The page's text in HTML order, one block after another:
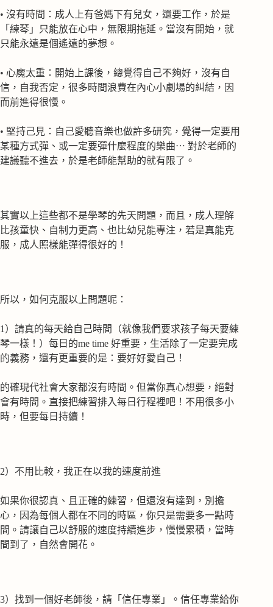
• 沒有時間：成人上有爸媽下有兒女，還要工作，於是
「練琴」只能放在心中，無限期拖延。當沒有開始，就
只能永遠是個遙遠的夢想。
• 心魔太重：開始上課後，總覺得自己不夠好，沒有自
信，自我否定，很多時間浪費在內心小劇場的糾結，因
而前進得很慢。
• 堅持己見：自己愛聽音樂也做許多研究，覺得一定要用
某種方式彈、或一定要彈什麼程度的樂曲⋯ 對於老師的
建議聽不進去，於是老師能幫助的就有限了。
其實以上這些都不是學琴的先天問題，而且，成人理解
比孩童快、自制力更高、也比幼兒能專注，若是真能克
服，成人照樣能彈得很好的！
所以，如何克服以上問題呢：
1）請真的每天給自己時間（就像我們要求孩子每天要練
琴一樣！）每日的me time 好重要，生活除了一定要完成
的義務，還有更重要的是：要好好愛自己！
的確現代社會大家都沒有時間。但當你真心想要，絕對
會有時間。直接把練習排入每日行程裡吧！不用很多小
時，但要每日持續！
2）不用比較，我正在以我的速度前進
如果你很認真、且正確的練習，但還沒有達到，別擔
心，因為每個人都在不同的時區，你只是需要多一點時
間。請讓自己以舒服的速度持續進步，慢慢累積，當時
間到了，自然會開花。
3）找到一個好老師後，請「信任專業」。信任專業給你